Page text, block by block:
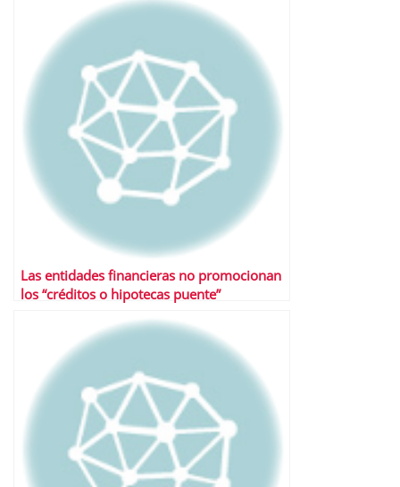
Financieros (FAAF)
Las entidades financieras no promocionan
los “créditos o hipotecas puente”